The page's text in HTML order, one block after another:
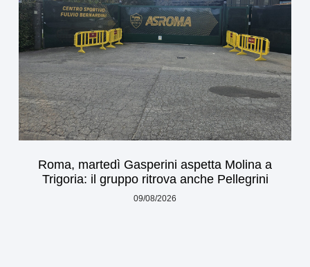
Roma, martedì Gasperini aspetta Molina a
Trigoria: il gruppo ritrova anche Pellegrini
09/08/2026